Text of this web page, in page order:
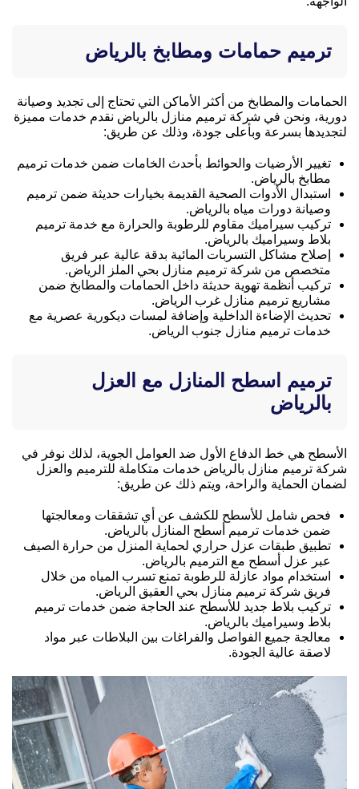
ترميم حمامات ومطابخ بالرياض
الحمامات والمطابخ من أكثر الأماكن التي تحتاج إلى تجديد وصيانة
دورية، ونحن في شركة ترميم منازل بالرياض نقدم خدمات مميزة
لتجديدها بسرعة وبأعلى جودة، وذلك عن طريق:
تغيير الأرضيات والحوائط بأحدث الخامات ضمن خدمات ترميم
مطابخ بالرياض.
استبدال الأدوات الصحية القديمة بخيارات حديثة ضمن ترميم
وصيانة دورات مياه بالرياض.
تركيب سيراميك مقاوم للرطوبة والحرارة مع خدمة ترميم
بلاط وسيراميك بالرياض.
إصلاح مشاكل التسربات المائية بدقة عالية عبر فريق
متخصص من شركة ترميم منازل بحي الملز الرياض.
تركيب أنظمة تهوية حديثة داخل الحمامات والمطابخ ضمن
مشاريع ترميم منازل غرب الرياض.
تحديث الإضاءة الداخلية وإضافة لمسات ديكورية عصرية مع
خدمات ترميم منازل جنوب الرياض.
ترميم اسطح المنازل مع العزل
بالرياض
الأسطح هي خط الدفاع الأول ضد العوامل الجوية، لذلك نوفر في
شركة ترميم منازل بالرياض خدمات متكاملة للترميم والعزل
لضمان الحماية والراحة، ويتم ذلك عن طريق:
فحص شامل للأسطح للكشف عن أي تشققات ومعالجتها
ضمن خدمات ترميم أسطح المنازل بالرياض.
تطبيق طبقات عزل حراري لحماية المنزل من حرارة الصيف
عبر عزل أسطح مع الترميم بالرياض.
استخدام مواد عازلة للرطوبة تمنع تسرب المياه من خلال
فريق شركة ترميم منازل بحي العقيق الرياض.
تركيب بلاط جديد للأسطح عند الحاجة ضمن خدمات ترميم
بلاط وسيراميك بالرياض.
معالجة جميع الفواصل والفراغات بين البلاطات عبر مواد
لاصقة عالية الجودة.